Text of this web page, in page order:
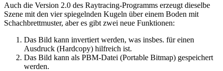
Auch die Version 2.0 des Raytracing-Programms erzeugt dieselbe
Szene mit den vier spiegelnden Kugeln über einem Boden mit
Schachbrettmuster, aber es gibt zwei neue Funktionen:
Das Bild kann invertiert werden, was insbes. für einen
Ausdruck (Hardcopy) hilfreich ist.
Das Bild kann als PBM-Datei (Portable Bitmap) gespeichert
werden.